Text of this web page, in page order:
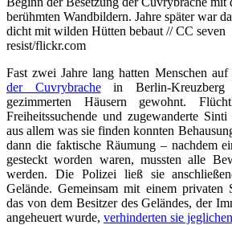
berühmten Wandbildern. Jahre später war
dicht mit wilden Hütten bebaut // CC seven
resist/flickr.com
Fast zwei Jahre lang hatten Menschen auf
der Cuvrybrachein Berlin-Kreuzberg
gezimmerten Häusern gewohnt.
Freiheitssuchende und zugewanderte
aus allem was sie finden konnten
dann die faktische Räumung – nachdem
gesteckt worden waren, mussten alle
werden. Die Polizei ließ sie
Gelände. Gemeinsam mit einem privaten
das von dem Besitzer des Geländes, der
angeheuert wurde, verhinderten sie